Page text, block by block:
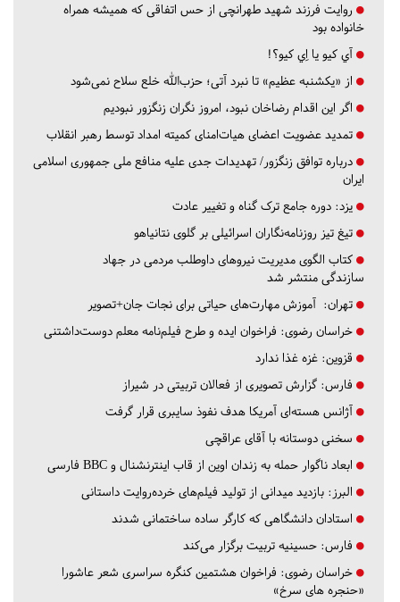
روایت فرزند شهید طهرانچی از حس اتفاقی که همیشه همراه
خانواده بود
آي كيو يا اِي كيو؟!
از «یکشنبه عظیم» تا نبرد آتی؛ حزب‌الله خلع سلاح نمی‌شود
اگر این اقدام رضاخان نبود، امروز نگران زنگزور نبودیم
تمدید عضویت اعضای هیات‌امنای کمیته امداد توسط رهبر انقلاب
درباره توافق زنگزور/ تهدیدات جدی علیه منافع ملی جمهوری اسلامی
ایران
یزد: دوره جامع ترک گناه و تغییر عادت
تیغ تیز روزنامه‌نگاران اسرائیلی بر گلوی نتانیاهو
کتاب الگوی مدیریت نیروهای داوطلب مردمی در جهاد
سازندگی منتشر شد
تهران: آموزش مهارت‌های حیاتی برای نجات جان+تصویر
خراسان رضوی: فراخوان ایده و طرح فیلم‌نامه معلم دوست‌داشتنی
قزوین: غزه غذا ندارد
فارس: گزارش تصویری از فعالان تربیتی در شیراز
آژانس هسته‌ای آمریکا هدف نفوذ سایبری قرار گرفت
سخنی دوستانه با آقای عراقچی
ابعاد ناگوار حمله به زندان اوین از قاب اینترنشنال و BBC فارسی
البرز: بازدید میدانی از تولید فیلم‌های خرده‌روایت داستانی
استادان دانشگاهی که کارگر ساده ساختمانی شدند
فارس: حسینیه تربیت برگزار می‌کند
خراسان رضوی: فراخوان هشتمین کنگره سراسری شعر عاشورا
«حنجره های سرخ»